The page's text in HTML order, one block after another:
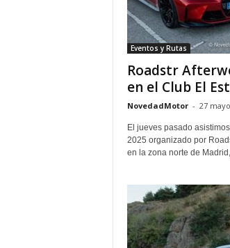
Eventos y Rutas
Roadstr
en el Club El
NovedadMotor - 27
El jueves pasado
2025 organizado por
en la zona norte de